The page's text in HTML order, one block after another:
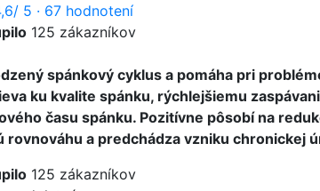
/ 5 · 67 hodnotení
125 zákazníkov
spánkový cyklus a pomáha pri
ku kvalite spánku, rýchlejšiemu
času spánku. Pozitívne pôsobí na
rovnováhu a predchádza vzniku chronickej
125 zákazníkov